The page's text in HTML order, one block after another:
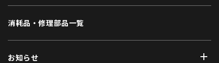
消耗品・修理部品一覧
お知らせ